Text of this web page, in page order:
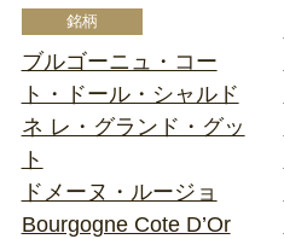
ブルゴーニュ・コー
ト・ドール・シャルド
ネ レ・グランド・グッ
ト
ドメーヌ・ルージョ
Bourgogne Cote D’Or